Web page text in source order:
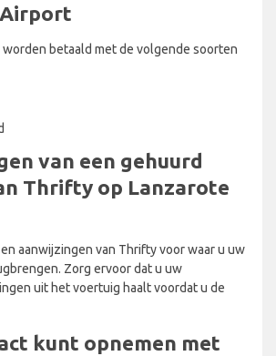
betaald met de volgende soorten
van een gehuurd
Thrifty op Lanzarote
aanwijzingen van Thrifty voor waar u uw
Zorg ervoor dat u uw
uit het voertuig haalt voordat u de
kunt opnemen met